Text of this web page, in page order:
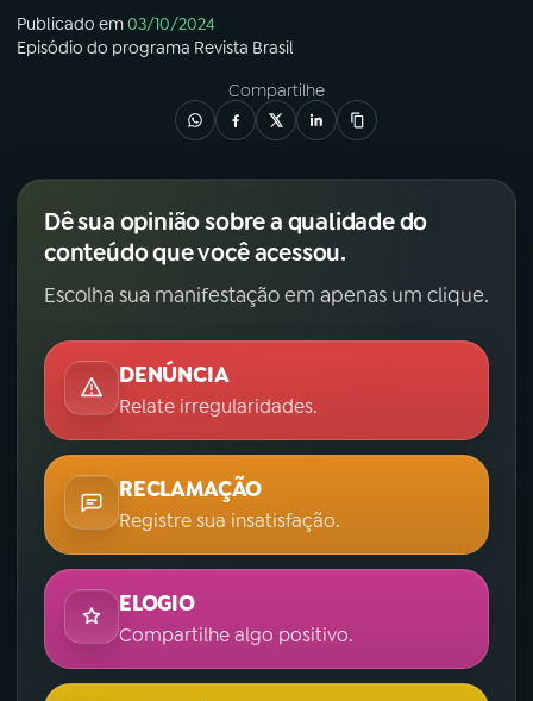
Publicado em03/10/2024
Episódio do programa Revista Brasil
Compartilhe
Dê sua opinião sobre a qualidade do
conteúdo que você acessou.
Escolha sua manifestação em apenas um clique.
DENÚNCIA
Relate irregularidades.
RECLAMAÇÃO
Registre sua insatisfação.
ELOGIO
Compartilhe algo positivo.